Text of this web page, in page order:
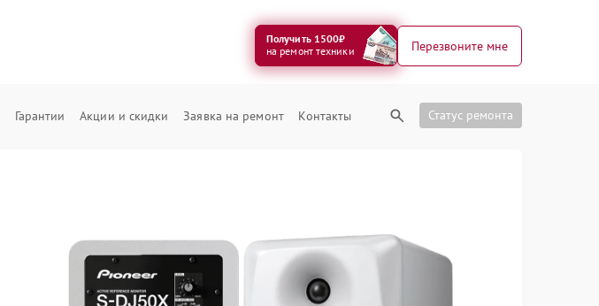
Получить 1500₽
на ремонт техники
Перезвоните мне
Гарантии Акции и скидки Заявка на ремонт Контакты Статус ремонта